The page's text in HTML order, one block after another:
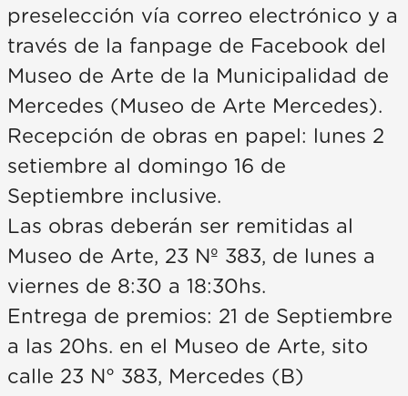
preselección vía correo electrónico y a
través de la fanpage de Facebook del
Museo de Arte de la Municipalidad de
Mercedes (Museo de Arte Mercedes).
Recepción de obras en papel: lunes 2
setiembre al domingo 16 de
Septiembre inclusive.
Las obras deberán ser remitidas al
Museo de Arte, 23 Nº 383, de lunes a
viernes de 8:30 a 18:30hs.
Entrega de premios: 21 de Septiembre
a las 20hs. en el Museo de Arte, sito
calle 23 N° 383, Mercedes (B)